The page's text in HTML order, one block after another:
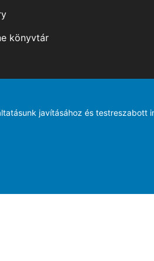
könyvtár
javításához és